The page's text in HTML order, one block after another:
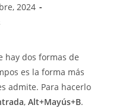
2024
hay dos formas de
es la forma más
admite. Para hacerlo
,Alt+Mayús+B.